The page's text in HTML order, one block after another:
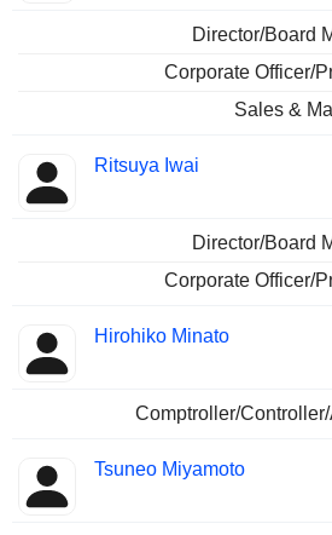
Director/Board
Corporate Officer/
Sales &
Ritsuya Iwai
Director/Board
Corporate Officer/
Hirohiko Minato
Comptroller/
Tsuneo Miyamoto